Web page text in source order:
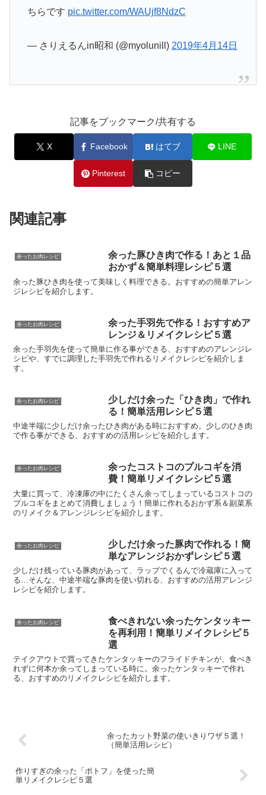
ちらです pic.twitter.com/WAUjf8NdzC
— さりえるんin昭和 (@myolunill) 2019年4月14日
記事をブックマーク/共有する
X Facebook はてブ LINE
Pinterest コピー
関連記事
余ったお肉レシピ
余った豚ひき肉で作る！あと１品
おかず＆簡単料理レシピ５選
余った豚ひき肉を使って美味しく料理できる。おすすめの簡単アレン
ジレシピを紹介します。
余ったお肉レシピ
余った手羽先で作る！おすすめア
レンジ＆リメイクレシピ５選
余った手羽先を使って簡単に作る事ができる、おすすめのアレンジレ
シピや、すでに調理した手羽先で作れるリメイクレシピを紹介しま
す。
余ったお肉レシピ
少しだけ余った「ひき肉」で作れ
る！簡単活用レシピ５選
中途半端に少しだけ余ったひき肉がある時におすすめ。少しのひき肉
で作る事ができる、おすすめの活用レシピを紹介します。
余ったお肉レシピ
余ったコストコのプルコギを消
費！簡単リメイクレシピ５選
大量に買って、冷凍庫の中にたくさん余ってしまっているコストコの
プルコギをまとめて消費しましょう！簡単に作れるおかず系＆副菜系
のリメイク＆アレンジレシピを紹介します。
余ったお肉レシピ
少しだけ余った豚肉で作れる！簡
単なアレンジおかずレシピ５選
少しだけ残っている豚肉があって、ラップでくるんで冷蔵庫に入って
る…そんな、中途半端な豚肉を使い切れる、おすすめの活用アレンジ
レシピを紹介します。
余ったお肉レシピ
食べきれない余ったケンタッキー
を再利用！簡単リメイクレシピ５
選
テイクアウトで買ってきたケンタッキーのフライドチキンが、食べき
れずに何本か余ってしまっている時に。余ったケンタッキーで作れ
る、おすすめのリメイクレシピを紹介します。
余ったカット野菜の使いきりワザ５選！
（簡単活用レシピ）
作りすぎの余った「ポトフ」を使った簡
単リメイクレシピ５選